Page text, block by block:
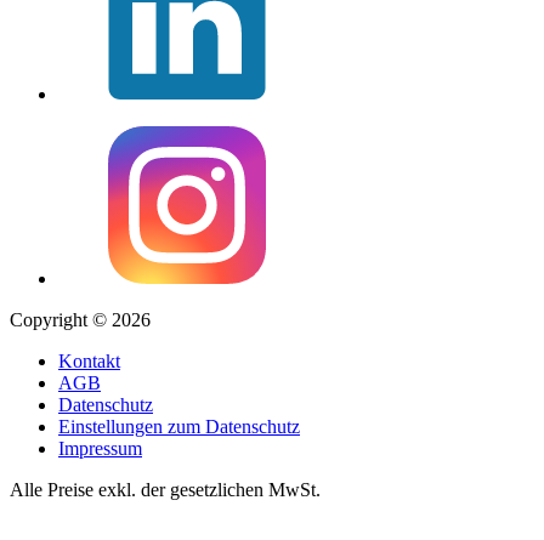
Copyright © 2026
Kontakt
AGB
Datenschutz
Einstellungen zum Datenschutz
Impressum
Alle Preise exkl. der gesetzlichen MwSt.